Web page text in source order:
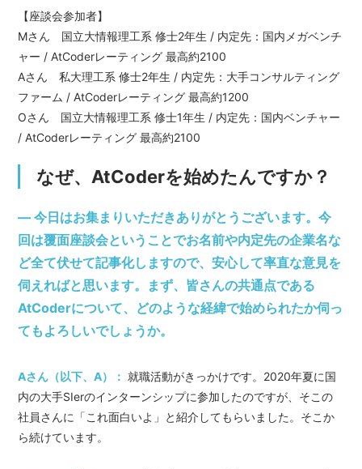
【座談会参加者】
Mさん 国立大情報理工系 修士2年生 / 内定先：国内メガベンチ
ャー / AtCoderレーティング 最高約2100
Aさん 私大理工系 修士2年生 / 内定先：大手コンサルティング
ファーム / AtCoderレーティング 最高約1200
Oさん 国立大情報理工系 修士1年生 / 内定先：国内ベンチャー
/ AtCoderレーティング 最高約2100
なぜ、AtCoderを始めたんですか？
― 今日はお集まりいただきありがとうございます。今
回は覆面座談会ということでお名前や内定先の企業名な
ど全て伏せて記事化しますので、安心して率直な意見を
伺えればと思います。まず、皆さんの共通点である
AtCoderについて、どのような経緯で始められたか伺っ
てもよろしいでしょうか。
Aさん（以下、A）： 就職活動がきっかけです。2020年夏に国
内の大手SIerのインターンシップに参加したのですが、そこの
社員さんに「これ面白いよ」と紹介してもらいました。そこか
ら続けています。